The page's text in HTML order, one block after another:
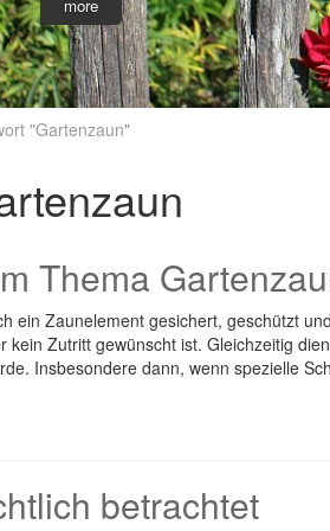
more
"Gartenzaun"
Thema
ein Zaunelement gesichert, geschützt
kein Zutritt gewünscht ist. Gleichzeitig
Insbesondere dann, wenn spezielle
betrachtet